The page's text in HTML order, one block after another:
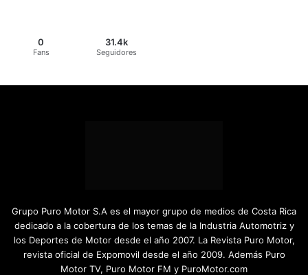
0
Fans
31.4k
Seguidores
Grupo Puro Motor S.A es el mayor grupo de medios de Costa Rica
dedicado a la cobertura de los temas de la Industria Automotriz y
los Deportes de Motor desde el año 2007. La Revista Puro Motor,
revista oficial de Expomovil desde el año 2009. Además Puro
Motor TV, Puro Motor FM y PuroMotor.com